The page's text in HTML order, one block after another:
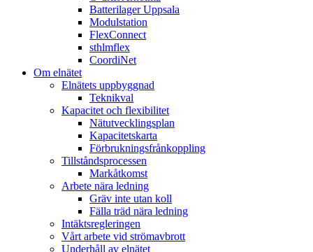
Batterilager Uppsala
Modulstation
FlexConnect
sthlmflex
CoordiNet
Om elnätet
Elnätets uppbyggnad
Teknikval
Kapacitet och flexibilitet
Nätutvecklingsplan
Kapacitetskarta
Förbrukningsfrånkoppling
Tillståndsprocessen
Markåtkomst
Arbete nära ledning
Gräv inte utan koll
Fälla träd nära ledning
Intäktsregleringen
Vårt arbete vid strömavbrott
Underhåll av elnätet